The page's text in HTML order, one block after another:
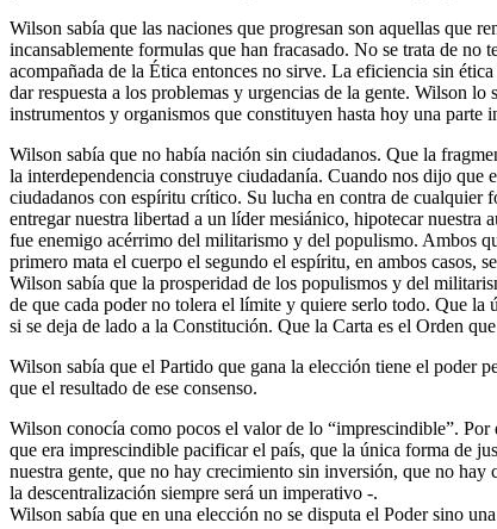
Wilson sabía que las naciones que progresan son aquellas que
incansablemente formulas que han fracasado. No se trata de
acompañada de la Ética entonces no sirve. La eficiencia sin
dar respuesta a los problemas y urgencias de la gente. Wilson
instrumentos y organismos que constituyen hasta hoy una parte
Wilson sabía que no había nación sin ciudadanos. Que la
la interdependencia construye ciudadanía. Cuando nos dijo que
ciudadanos con espíritu crítico. Su lucha en contra de
entregar nuestra libertad a un líder mesiánico, hipotecar
fue enemigo acérrimo del militarismo y del populismo. Ambos
primero mata el cuerpo el segundo el espíritu, en ambos casos,
Wilson sabía que la prosperidad de los populismos y del
de que cada poder no tolera el límite y quiere serlo todo. Que
si se deja de lado a la Constitución. Que la Carta es el Orden
Wilson sabía que el Partido que gana la elección tiene el poder
que el resultado de ese consenso.
Wilson conocía como pocos el valor de lo “imprescindible”.
que era imprescindible pacificar el país, que la única forma de
nuestra gente, que no hay crecimiento sin inversión, que no
la descentralización siempre será un imperativo -.
Wilson sabía que en una elección no se disputa el Poder sino